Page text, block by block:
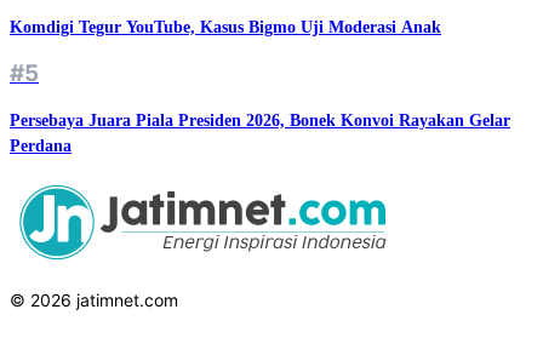
Komdigi Tegur YouTube, Kasus Bigmo Uji Moderasi Anak
#5
Persebaya Juara Piala Presiden 2026, Bonek Konvoi Rayakan Gelar
Perdana
© 2026 jatimnet.com